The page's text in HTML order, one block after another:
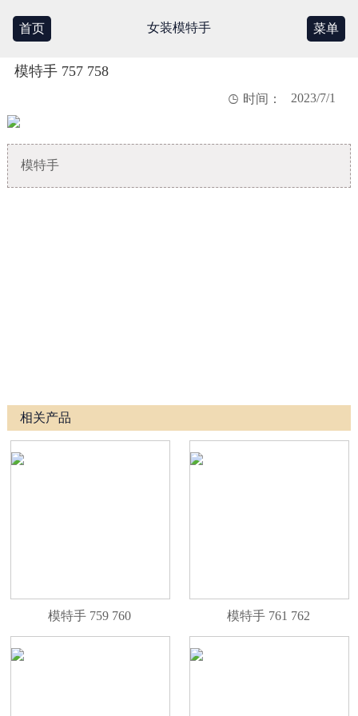
首页 女装模特手 菜单
模特手 757 758
 时间： 2023/7/1
模特手
相关产品
模特手 759 760 模特手 761 762